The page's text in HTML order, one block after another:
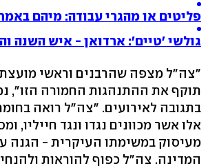
פליטים או מהגרי עבודה: מיהם
גולשי 'טיים': ארדואן - איש השנה
"צה"ל מצפה שהרבנים וראשי מועצת
תוקף את ההתנהגות החמורה הזו",
בתגובה לאירועים. "צה"ל רואה
אלו אשר מכוונים נגדו ונגד חייליו,
מעיסוק במשימתו העיקרית - הגנה
המדינה. צה"ל כפוף להוראות